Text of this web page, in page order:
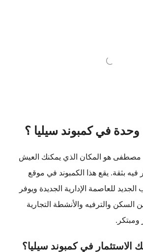
وحدة في كمبوند سيليا ؟
مصطفى هو المكان الذي يمكنك العيش
فيه بثقة. يقع هذا الكمبوند في موقع
للعاصمة الإدارية الجديدة ويوفر
السكن والترفيه والأنشطة التجارية
الاستثمار في كمبوند سيليا؟